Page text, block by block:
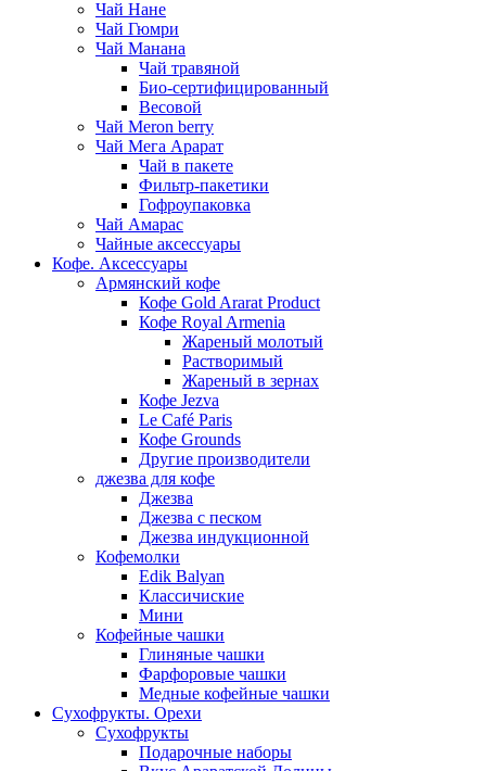
Чай Нане
Чай Гюмри
Чай Манана
Чай травяной
Био-сертифицированный
Весовой
Чай Meron berry
Чай Мега Арарат
Чай в пакете
Фильтр-пакетики
Гофроупаковка
Чай Амарас
Чайные аксессуары
Кофе. Аксессуары
Армянский кофе
Кофе Gold Ararat Product
Кофе Royal Armenia
Жареный молотый
Растворимый
Жареный в зернах
Кофе Jezva
Le Café Paris
Кофе Grounds
Другие производители
джезва для кофе
Джезва
Джезва с песком
Джезва индукционной
Кофемолки
Edik Balyan
Классичиские
Мини
Кофейные чашки
Глиняные чашки
Фарфоровые чашки
Медные кофейные чашки
Сухофрукты. Орехи
Сухофрукты
Подарочные наборы